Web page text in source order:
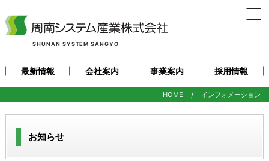
SHUNAN SYSTEM SANGYO
最新情報 会社案内 事業案内 採用情報
HOME インフォメーション
お知らせ